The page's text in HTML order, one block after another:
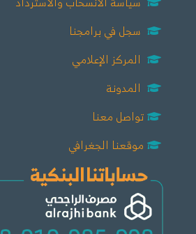
سجل في برامجنا
المركز الإعلامي
المدونة
تواصل معنا
موقعنا الجغرافي